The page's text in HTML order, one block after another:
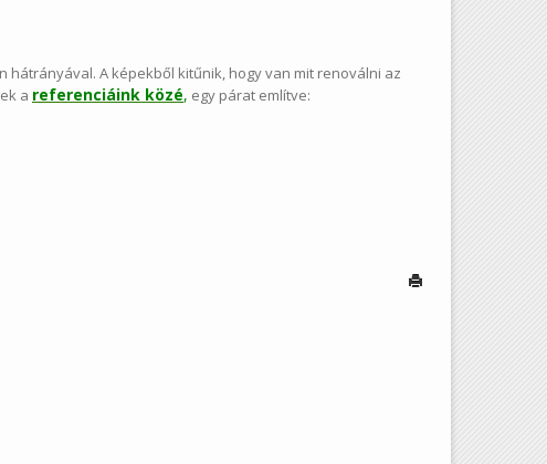
hátrányával. A képekből kitűnik, hogy van mit renoválni az
a referenciáink közé, egy párat említve: